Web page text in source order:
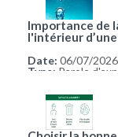
Importance de
l'intérieur
Date: 06/07/2026
Type: Parole